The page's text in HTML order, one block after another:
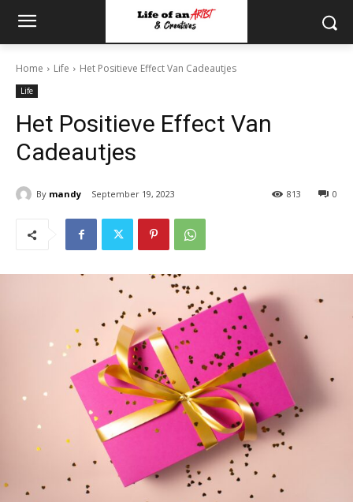
Home Life Het Positieve Effect Van Cadeautjes
Life
Het Positieve Effect Van
Cadeautjes
By mandy September 19, 2023 0
813